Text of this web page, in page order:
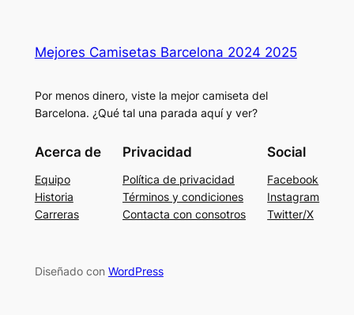
Mejores Camisetas Barcelona 2024 2025
Por menos dinero, viste la mejor camiseta del
Barcelona. ¿Qué tal una parada aquí y ver?
Acerca de
Equipo
Historia
Carreras
Privacidad
Política de privacidad
Términos y condiciones
Contacta con consotros
Social
Facebook
Instagram
Twitter/X
Diseñado con WordPress